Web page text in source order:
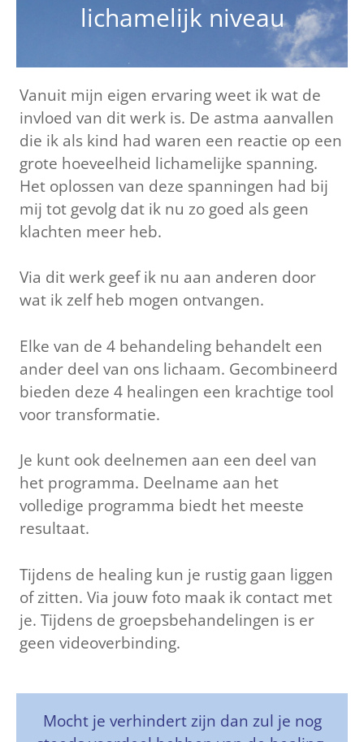
lichamelijk niveau
Vanuit mijn eigen ervaring weet ik wat de
invloed van dit werk is. De astma aanvallen
die ik als kind had waren een reactie op een
grote hoeveelheid lichamelijke spanning.
Het oplossen van deze spanningen had bij
mij tot gevolg dat ik nu zo goed als geen
klachten meer heb.
Via dit werk geef ik nu aan anderen door
wat ik zelf heb mogen ontvangen.
Elke van de 4 behandeling behandelt een
ander deel van ons lichaam. Gecombineerd
bieden deze 4 healingen een krachtige tool
voor transformatie.
Je kunt ook deelnemen aan een deel van
het programma. Deelname aan het
volledige programma biedt het meeste
resultaat.
Tijdens de healing kun je rustig gaan liggen
of zitten. Via jouw foto maak ik contact met
je. Tijdens de groepsbehandelingen is er
geen videoverbinding.
Mocht je verhindert zijn dan zul je nog